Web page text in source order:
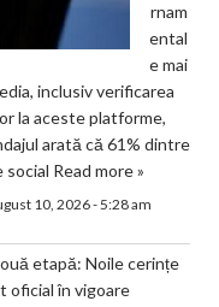
rnam
ental
e mai
inclusiv verificarea
la aceste platforme,
arată că 61% dintre
social Read more »
10, 2026 - 5:28 am
etapă: Noile cerințe
oficial în vigoare